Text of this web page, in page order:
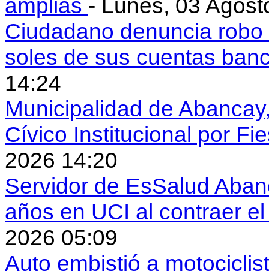
amplias - Lunes, 03
Ciudadano denuncia
soles de sus cuentas
14:24
Municipalidad de
Cívico Institucional por
2026 14:20
Servidor de EsSalud
años en UCI al contraer
2026 05:09
Auto embistió a